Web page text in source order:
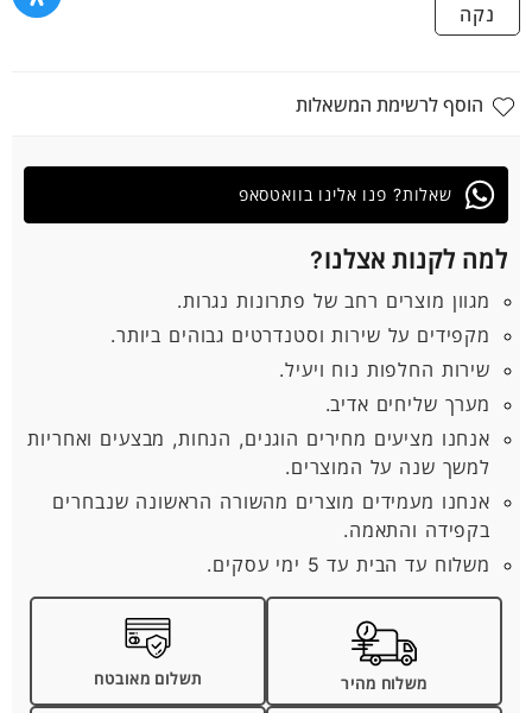
נקה
הוסף לרשימת המשאלות
למה לקנות אצלנו?
מגוון מוצרים רחב של פתרונות נגרות.
מקפידים על שירות וסטנדרטים גבוהים ביותר.
שירות החלפות נוח ויעיל.
מערך שליחים אדיב.
אנחנו מציעים מחירים הוגנים, הנחות, מבצעים ואחריות
למשך שנה על המוצרים.
אנחנו מעמידים מוצרים מהשורה הראשונה שנבחרים
בקפידה והתאמה.
משלוח עד הבית עד 5 ימי עסקים.
משלוח מהיר תשלום מאובטח
שאלות? פנו אלינו בוואטסאפ